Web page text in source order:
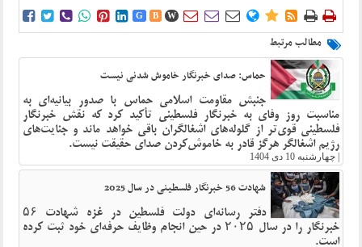
      G B W        
مطالب مرتبط
حماس: صدای خبرنگار خاموش‌ شدنی نیست
جنبش مقاومت اسلامی حماس با صدور بیانیه‌ای به
مناسبت روز وفای به خبرنگار فلسطینی تأکید کرد که نقش خبرنگار
فلسطینی قوی‌تر از گلوله‌های اشغالگران باقی خواهد ماند و جنایت‌های
رژیم اشغالگر هرگز قادر به خاموش‌کردن صدای حقیقت نیست.
چهارشنبه 10 دی 1404
شهادت 56 خبرنگار فلسطینی در سال 2025
دفتر رسانه‌ای دولت فلسطین در غزه شهادت ۵۶
خبرنگار را در سال ۲۰۲۵ در حین انجام وظایف حرفه‌ای خود ثبت کرده
است.